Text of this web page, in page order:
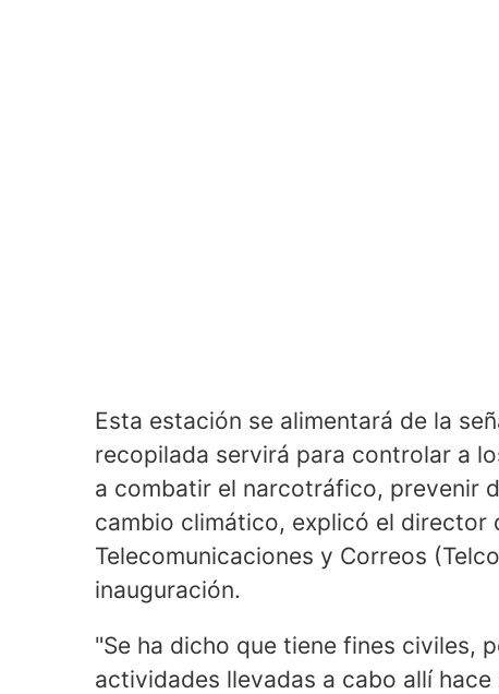
Esta estación se alimentará de la
recopilada servirá para controlar a
a combatir el narcotráfico, prevenir
cambio climático, explicó el director
Telecomunicaciones y Correos
inauguración.
"Se ha dicho que tiene fines civiles,
actividades llevadas a cabo allí